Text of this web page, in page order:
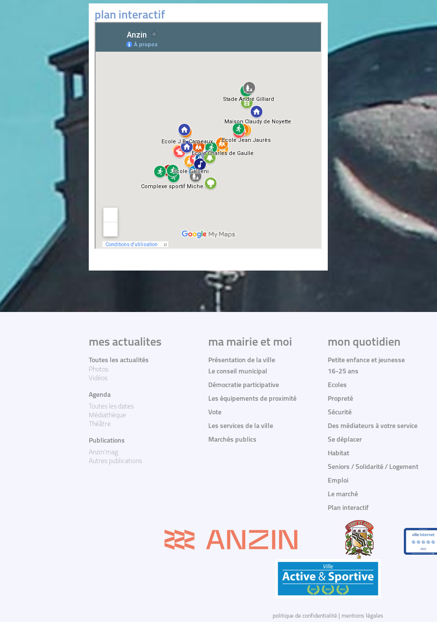
plan interactif
mes actualites
Toutes les actualités
Photos
Vidéos
Agenda
Toutes les dates
Médiathèque
Théâtre
Publications
Anzin'mag
Autres publications
ma mairie et moi
Présentation de la ville
Le conseil municipal
Démocratie participative
Les équipements de proximité
Vote
Les services de la ville
Marchés publics
mon quotidien
Petite enfance et jeunesse
16-25 ans
Ecoles
Propreté
Sécurité
Des médiateurs à votre service
Se déplacer
Habitat
Seniors / Solidarité / Logement
Emploi
Le marché
Plan interactif
politique de confidentialité| mentions légales